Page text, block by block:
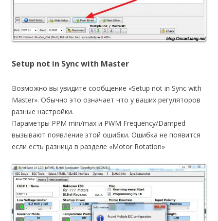
Setup not in Sync with Master
Возможно вы увидите сообщение «Setup not in Sync with
Master». Обычно это означает что у ваших регуляторов
разные настройки.
Параметры PPM min/max и PWM Frequency/Damped
вызывают появление этой ошибки. Ошибка не появится
если есть разница в разделе «Motor Rotation»